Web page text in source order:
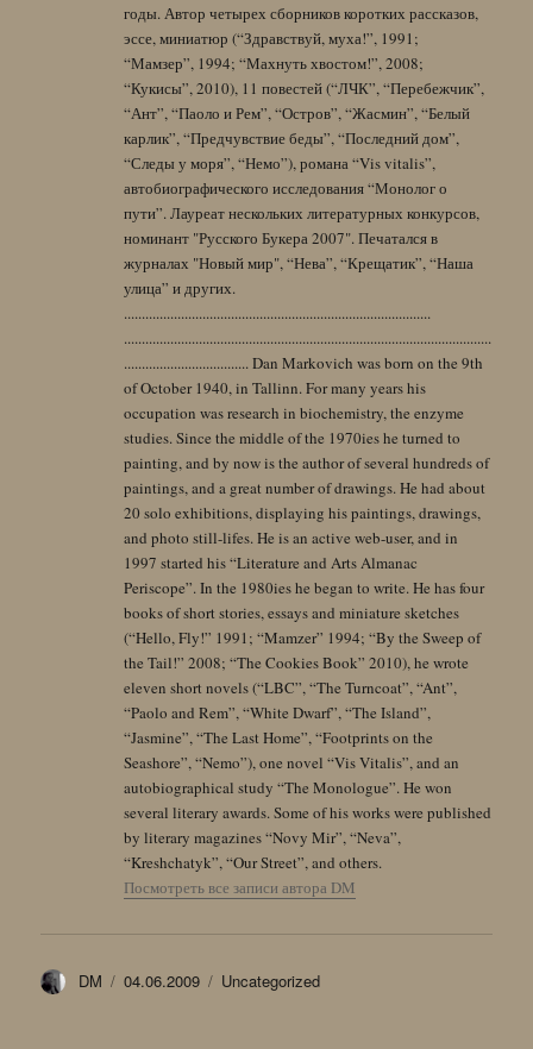
годы. Автор четырех сборников коротких рассказов,
эссе, миниатюр (“Здравствуй, муха!”, 1991;
“Мамзер”, 1994; “Махнуть хвостом!”, 2008;
“Кукисы”, 2010), 11 повестей (“ЛЧК”, “Перебежчик”,
“Ант”, “Паоло и Рем”, “Остров”, “Жасмин”, “Белый
карлик”, “Предчувствие беды”, “Последний дом”,
“Следы у моря”, “Немо”), романа “Vis vitalis”,
автобиографического исследования “Монолог о
пути”. Лауреат нескольких литературных конкурсов,
номинант "Русского Букера 2007". Печатался в
журналах "Новый мир", “Нева”, “Крещатик”, “Наша
улица” и других.
......................................................................................
.......................................................................................................
................................... Dan Markovich was born on the 9th
of October 1940, in Tallinn. For many years his
occupation was research in biochemistry, the enzyme
studies. Since the middle of the 1970ies he turned to
painting, and by now is the author of several hundreds of
paintings, and a great number of drawings. He had about
20 solo exhibitions, displaying his paintings, drawings,
and photo still-lifes. He is an active web-user, and in
1997 started his “Literature and Arts Almanac
Periscope”. In the 1980ies he began to write. He has four
books of short stories, essays and miniature sketches
(“Hello, Fly!” 1991; “Mamzer” 1994; “By the Sweep of
the Tail!” 2008; “The Cookies Book” 2010), he wrote
eleven short novels (“LBC”, “The Turncoat”, “Ant”,
“Paolo and Rem”, “White Dwarf”, “The Island”,
“Jasmine”, “The Last Home”, “Footprints on the
Seashore”, “Nemo”), one novel “Vis Vitalis”, and an
autobiographical study “The Monologue”. He won
several literary awards. Some of his works were published
by literary magazines “Novy Mir”, “Neva”,
“Kreshchatyk”, “Our Street”, and others.
Посмотреть все записи автора DM
Автор
DM Опубликовано
04.06.2009 Рубрики
Uncategorized